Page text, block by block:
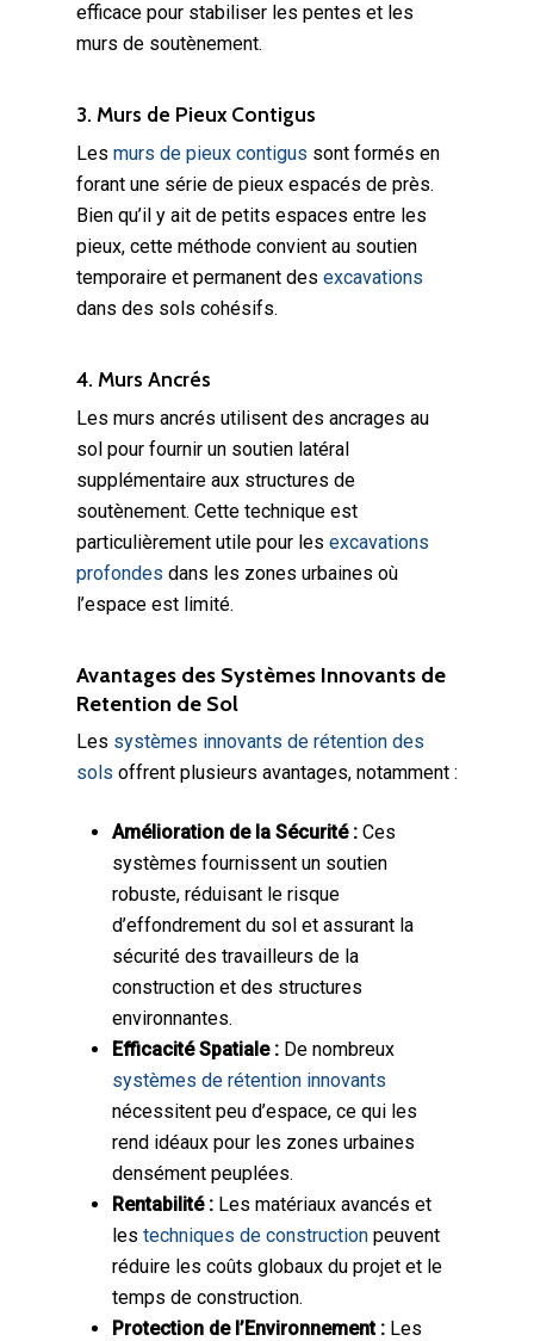
efficace pour stabiliser les pentes et les
murs de soutènement.
3. Murs de Pieux Contigus
Les murs de pieux contigus sont formés en
forant une série de pieux espacés de près.
Bien qu’il y ait de petits espaces entre les
pieux, cette méthode convient au soutien
temporaire et permanent des excavations
dans des sols cohésifs.
4. Murs Ancrés
Les murs ancrés utilisent des ancrages au
sol pour fournir un soutien latéral
supplémentaire aux structures de
soutènement. Cette technique est
particulièrement utile pour les excavations
profondes dans les zones urbaines où
l’espace est limité.
Avantages des Systèmes Innovants de
Retention de Sol
Les systèmes innovants de rétention des
sols offrent plusieurs avantages, notamment :
Amélioration de la Sécurité : Ces
systèmes fournissent un soutien
robuste, réduisant le risque
d’effondrement du sol et assurant la
sécurité des travailleurs de la
construction et des structures
environnantes.
Efficacité Spatiale : De nombreux
systèmes de rétention innovants
nécessitent peu d’espace, ce qui les
rend idéaux pour les zones urbaines
densément peuplées.
Rentabilité : Les matériaux avancés et
les techniques de construction peuvent
réduire les coûts globaux du projet et le
temps de construction.
Protection de l’Environnement : Les